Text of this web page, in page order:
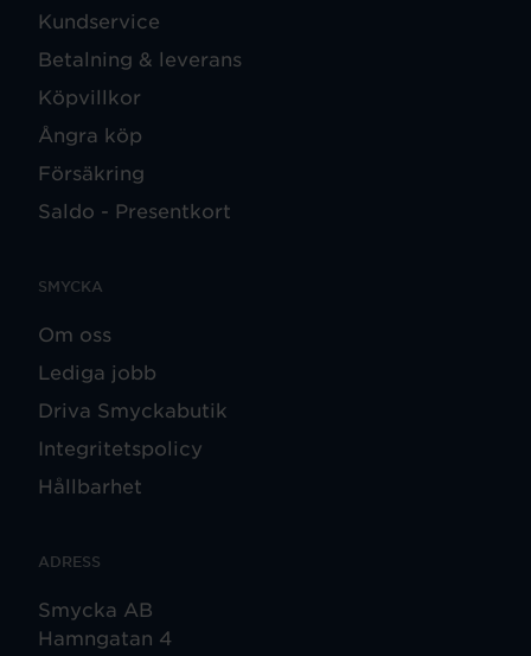
Kundservice
Betalning & leverans
Köpvillkor
Ångra köp
Försäkring
Saldo - Presentkort
SMYCKA
Om oss
Lediga jobb
Driva Smyckabutik
Integritetspolicy
Hållbarhet
ADRESS
Smycka AB
Hamngatan 4